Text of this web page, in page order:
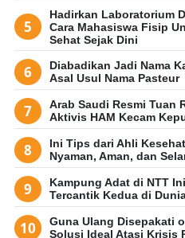
Hadirkan Laboratorium
Cara Mahasiswa Fisip
Sehat Sejak Dini
Diabadikan Jadi Nama
Asal Usul Nama Pasteur
Arab Saudi Resmi Tuan
Aktivis HAM Kecam
Ini Tips dari Ahli
Nyaman, Aman, dan
Kampung Adat di NTT
Tercantik Kedua di
Guna Ulang Disepakati
Solusi Ideal Atasi Krisis